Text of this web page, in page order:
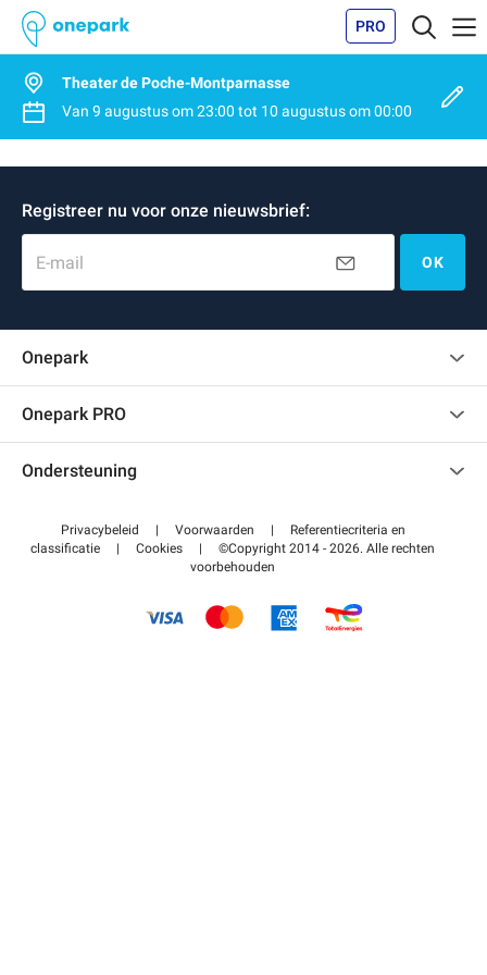
PRO
Theater de Poche-Montparnasse
Van 9 augustusom23:00 tot 10 augustusom00:00
Registreer nu voor onze nieuwsbrief:
E-mail OK
Onepark
Onepark PRO
Word partner van Onepark
Ondersteuning
Helpcentrum
Betalen voor parkeren FLOW
Privacybeleid | Voorwaarden |
Referentiecriteria en
classificatie
| Cookies |
©Copyright 2014 - 2026. Alle rechten
voorbehouden